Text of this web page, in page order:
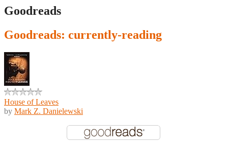
Goodreads
Goodreads: currently-reading
House of Leaves
by Mark Z. Danielewski